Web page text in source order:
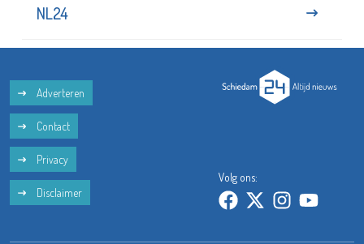
NL24
Adverteren
Contact
Privacy
Disclaimer
Volg ons: